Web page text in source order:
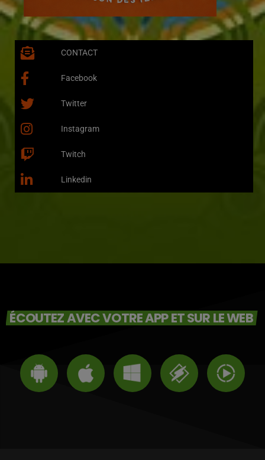
CONTACT
Facebook
Twitter
Instagram
Twitch
Linkedin
ÉCOUTEZ AVEC VOTRE APP ET SUR LE WEB